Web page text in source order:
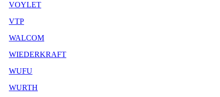
VOYLET
VTP
WALCOM
WIEDERKRAFT
WUFU
WURTH